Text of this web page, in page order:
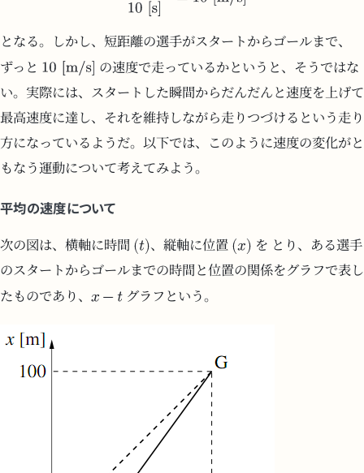
となる。しかし、短距離の選手がスタートからゴールまで、
ずっと
の速度で走っているかというと、そうではな
い。実際には、スタートした瞬間からだんだんと速度を上げて
最高速度に達し、それを維持しながら走りつづけるという走り
方になっているようだ。以下では、このように速度の変化がと
もなう運動について考えてみよう。
平均の速度について
次の図は、横軸に時間 、縦軸に位置
を とり、ある選手
のスタートからゴールまでの時間と位置の関係をグラフで表し
たものであり、
グラフという。